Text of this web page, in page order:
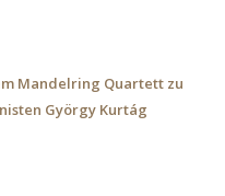
Mandelring Quartett zu
György Kurtág